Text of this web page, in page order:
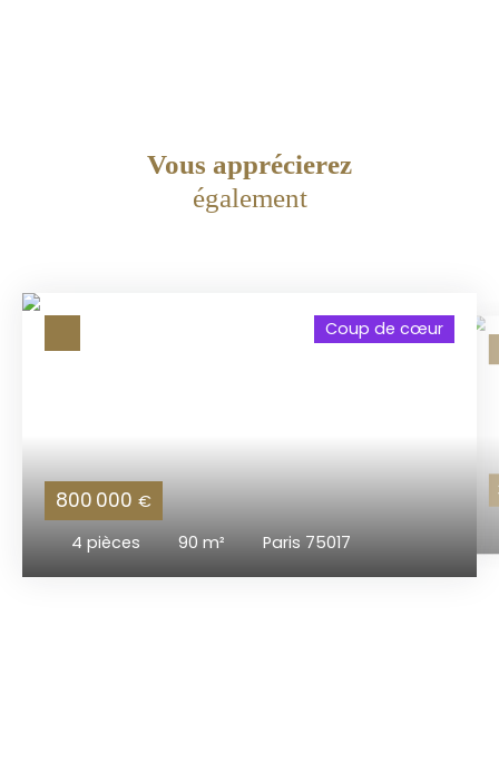
Vous apprécierez
également
800 000 €
4 pièces 90 m² Paris 75017
Coup de cœur